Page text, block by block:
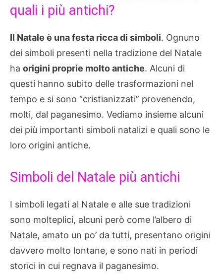
quali i più antichi?
Il Natale è una festa ricca di simboli. Ognuno
dei simboli presenti nella tradizione del Natale
ha origini proprie molto antiche. Alcuni di
questi hanno subito delle trasformazioni nel
tempo e si sono “cristianizzati” provenendo,
molti, dal paganesimo. Vediamo insieme alcuni
dei più importanti simboli natalizi e quali sono le
loro origini antiche.
Simboli del Natale più antichi
I simboli legati al Natale e alle sue tradizioni
sono molteplici, alcuni però come l’albero di
Natale, amato un po’ da tutti, presentano origini
davvero molto lontane, e sono nati in periodi
storici in cui regnava il paganesimo.